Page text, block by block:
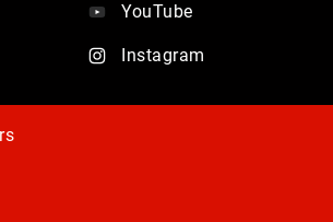
YouTube
Instagram